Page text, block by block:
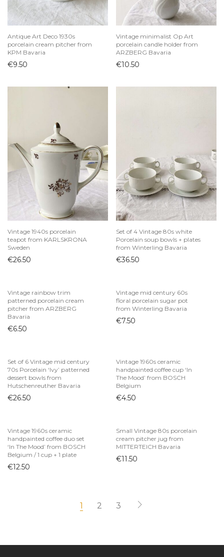
Antique Art Deco 1930s
porcelain cream pitcher from
KPM Bavaria
€9.50
Vintage minimalist Op Art
porcelain candle holder from
ARZBERG Bavaria
€10.50
Vintage 1940s porcelain
teapot from KARLSKRONA
Sweden
€26.50
Set of 4 Vintage 80s white
Porcelain soup bowls + plates
from Winterling Bavaria
€36.50
Vintage rainbow trim
patterned porcelain cream
pitcher from ARZBERG
Bavaria
€6.50
Vintage mid century 60s
floral porcelain sugar pot
from Winterling Bavaria
€7.50
Set of 6 Vintage mid century
70s Porcelain ‘Ivy’ patterned
dessert bowls from
Hutschenreuther Bavaria
€26.50
Vintage 1960s ceramic
handpainted coffee cup ‘In
The Mood’ from BOSCH
Belgium
€4.50
Vintage 1960s ceramic
handpainted coffee duo set
‘In The Mood’ from BOSCH
Belgium / 1 cup + 1 plate
€12.50
Small Vintage 80s porcelain
cream pitcher jug from
MITTERTEICH Bavaria
€11.50
1 2 3